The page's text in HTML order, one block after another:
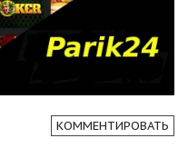
КОММЕНТИРОВАТЬ